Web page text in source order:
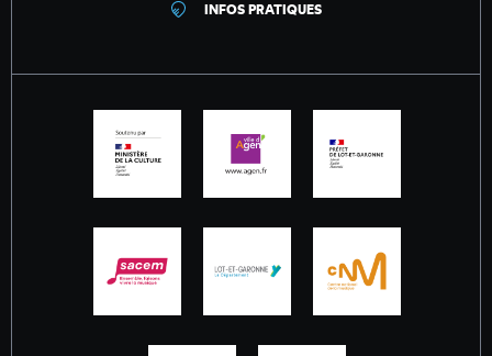
INFOS PRATIQUES